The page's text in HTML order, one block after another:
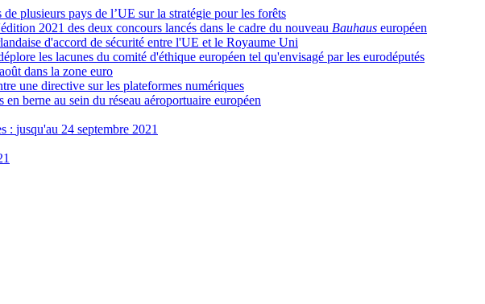
plusieurs pays de l’UE sur la stratégie pour les forêts
2021 des deux concours lancés dans le cadre du nouveau Bauhaus européen
d'accord de sécurité entre l'UE et le Royaume Uni
les lacunes du comité d'éthique européen tel qu'envisagé par les eurodéputés
dans la zone euro
une directive sur les plateformes numériques
en berne au sein du réseau aéroportuaire européen
: jusqu'au 24 septembre 2021